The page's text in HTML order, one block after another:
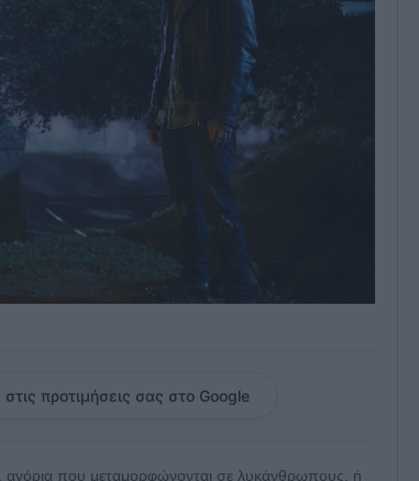
προτιμήσεις σας στο Google
αγόρια που μεταμορφώνονται σε λυκάνθρωπους, ή